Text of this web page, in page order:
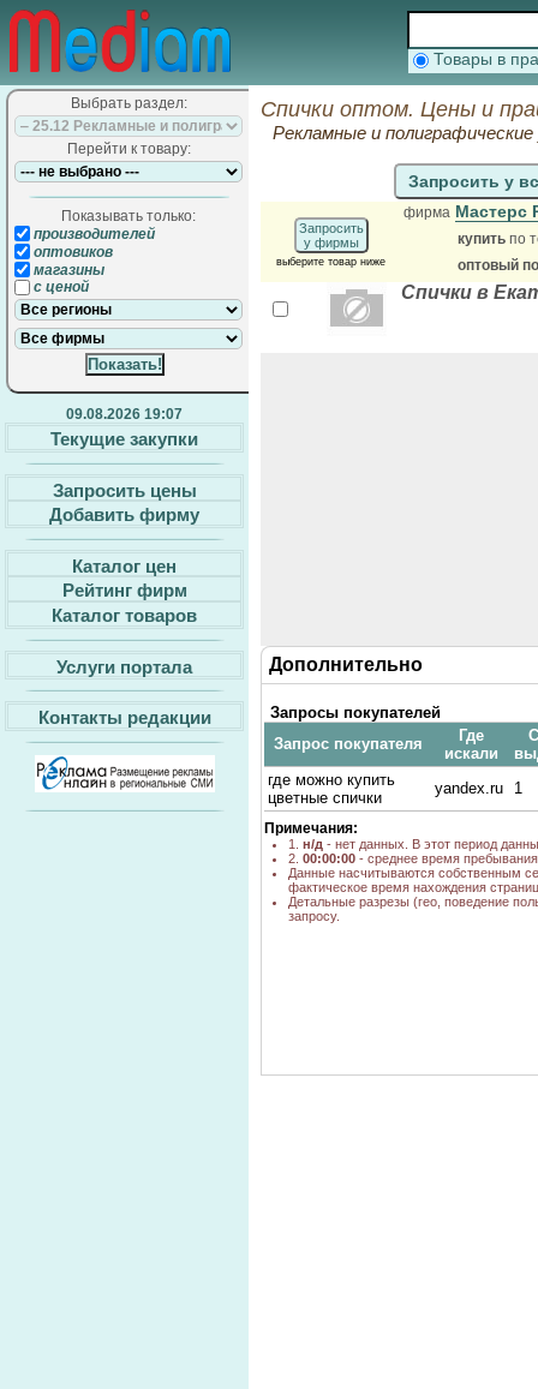
Товары в
Выбрать раздел:
Перейти к товару:
Показывать только:
производителей
оптовиков
магазины
с ценой
09.08.2026 19:07
Текущие закупки
Запросить цены
Добавить фирму
Каталог цен
Рейтинг фирм
Каталог товаров
Услуги портала
Контакты редакции
Спички оптом. Цены и
Рекламные и полиграфические
Запросить у
Запросить
у фирмы
выберите товар ниже
фирма Мастерс
купить по
оптовый
Спички в
Дополнительно
Запросы покупателей
Запрос покупателя
Где
искали
где можно купить
цветные спички
yandex.ru 1
Примечания:
1. н/д - нет данных. В этот период
2. 00:00:00 - среднее время
Данные насчитываются собственным
фактическое время нахождения
Детальные разрезы (гео, поведение
запросу.